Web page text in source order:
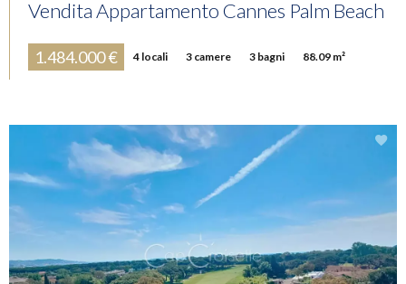
Vendita Appartamento Cannes Palm Beach
1.484.000 € 4 locali 3 camere 3 bagni 88.09 m²